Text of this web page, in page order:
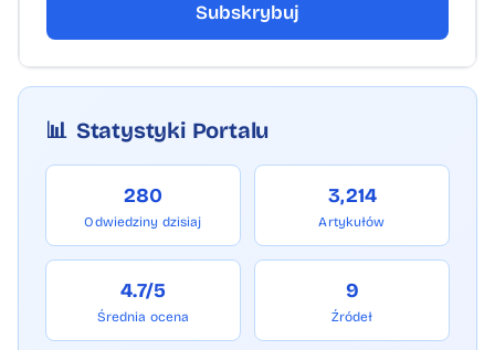
Subskrybuj
📊 Statystyki Portalu
280
Odwiedziny dzisiaj
3,214
Artykułów
4.7/5
Średnia ocena
9
Źródeł